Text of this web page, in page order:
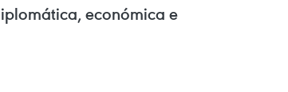
económica e